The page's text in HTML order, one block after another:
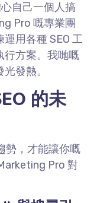
自己一個人搞
Pro 嘅專業團
用各種 SEO 工
行方案。我哋嘅
發熱。
的未
勢，才能讓你嘅
Pro 對